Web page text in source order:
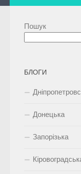
Пошук
БЛОГИ
Донецька
Запорізька